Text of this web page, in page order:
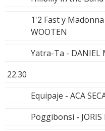
1'2 Fast y Madonna
WOOTEN
Yatra-Ta - DANIEL
22.30
Equipaje - ACA
Poggibonsi - JORIS